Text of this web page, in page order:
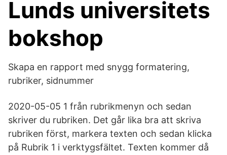
Lunds universitets
bokshop
Skapa en rapport med snygg formatering,
rubriker, sidnummer
2020-05-05 1 från rubrikmenyn och sedan
skriver du rubriken. Det går lika bra att skriva
rubriken först, markera texten och sedan klicka
på Rubrik 1 i verktygsfältet. Texten kommer då